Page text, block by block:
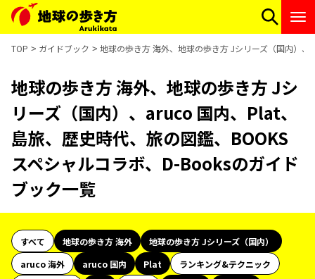
TOP ガイドブック 地球の歩き方 海外、地球の歩き方 Jシリーズ（国内）
地球の歩き方 海外、地球の歩き方 Jシ
リーズ（国内）、aruco 国内、Plat、
島旅、歴史時代、旅の図鑑、BOOKS
スペシャルコラボ、D-Booksのガイド
ブック一覧
すべて 地球の歩き方 海外
地球の歩き方 Jシリーズ（国内）
aruco 海外
aruco 国内 Plat
ランキング&テクニック